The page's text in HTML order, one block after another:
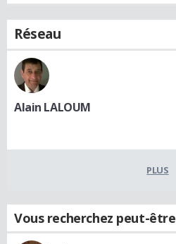
Réseau
Alain LALOUM
PLUS
Vous recherchez peut-être